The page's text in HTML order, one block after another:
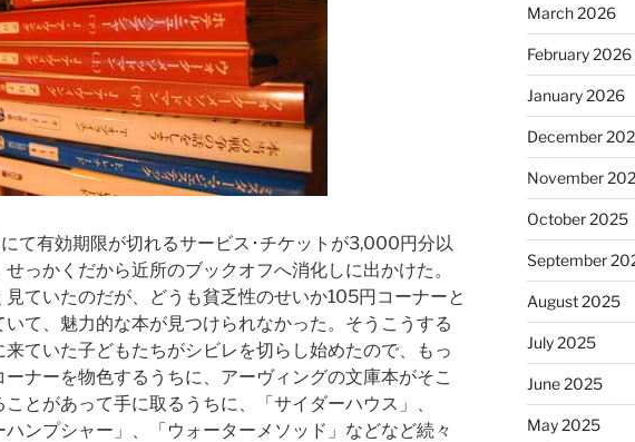
て有効期限が切れるサービス･チケットが3,000円分以
っかくだから近所のブックオフへ消化しに出かけた。
見ていたのだが、どうも貧乏性のせいか105円コーナーと
て、魅力的な本が見つけられなかった。そうこうする
来ていた子どもたちがシビレを切らし始めたので、もっ
ーナーを物色するうちに、アーヴィングの文庫本がそこ
とがあって手に取るうちに、「サイダーハウス」、
ハンプシャー」、「ウォーターメソッド」などなど続々
March 2026
February 2026
January 2026
December
November
October 2025
September
August 2025
July 2025
June 2025
May 2025